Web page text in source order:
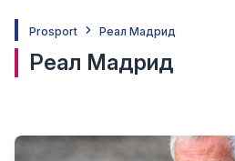
Prosport Реал Мадрид
Реал Мадрид